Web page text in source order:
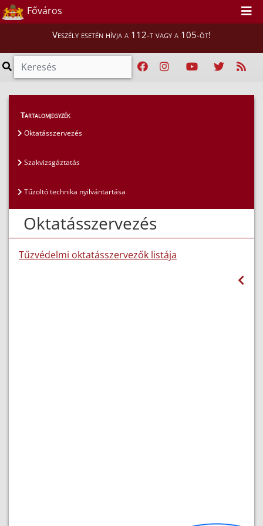
Főváros
Veszély esetén hívja a 112-t vagy a 105-öt!
Hatósági ügyek
Hatósági jogkörök és nyilvántartások
Tartalomjegyzék
Oktatásszervezés
Szakvizsgáztatás
Tűzoltó technika nyilvántartása
Oktatásszervezés
Tűzvédelmi oktatásszervezők listája